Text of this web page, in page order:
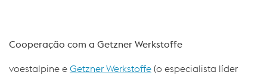
Cooperação com a Getzner Werkstoffe
voestalpine e Getzner Werkstoffe (o especialista líder